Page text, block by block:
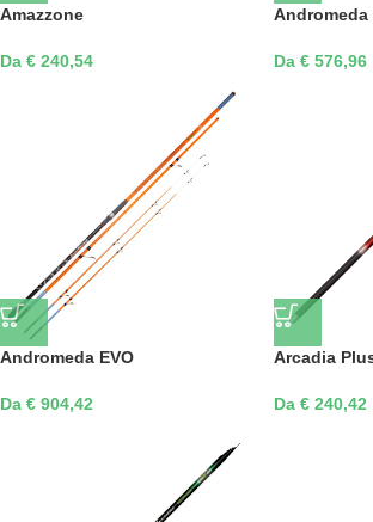
Amazzone
Da € 240,54
Andromeda
Da € 576,96
Andromeda EVO
Da € 904,42
Arcadia
Da € 240,42